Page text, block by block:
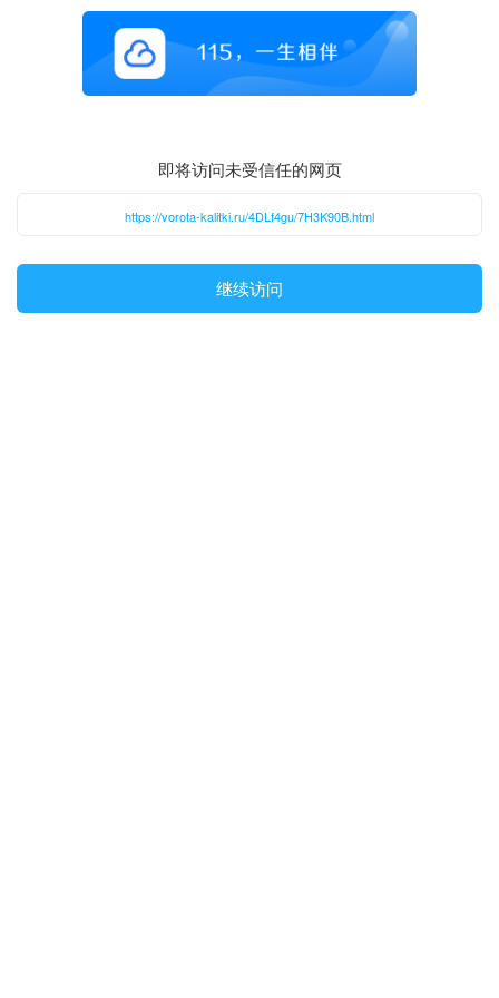
即将访问未受信任的网页
https://vorota-kalitki.ru/4DLf4gu/7H3K90B.html
继续访问